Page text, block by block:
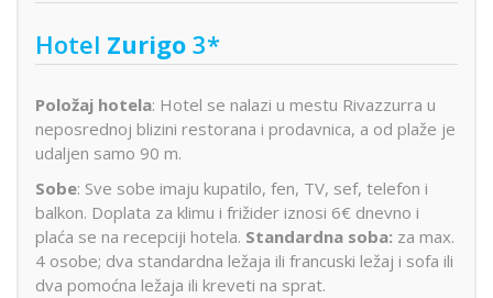
Hotel Zurigo 3*
Položaj hotela: Hotel se nalazi u mestu Rivazzurra u
neposrednoj blizini restorana i prodavnica, a od plaže je
udaljen samo 90 m.
Sobe: Sve sobe imaju kupatilo, fen, TV, sef, telefon i
balkon. Doplata za klimu i frižider iznosi 6€ dnevno i
plaća se na recepciji hotela. Standardna soba: za max.
4 osobe; dva standardna ležaja ili francuski ležaj i sofa ili
dva pomoćna ležaja ili kreveti na sprat.